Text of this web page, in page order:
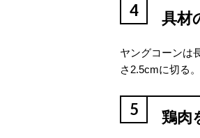
4 具材
ヤングコーンは
さ2.5cmに切る。
5 鶏肉